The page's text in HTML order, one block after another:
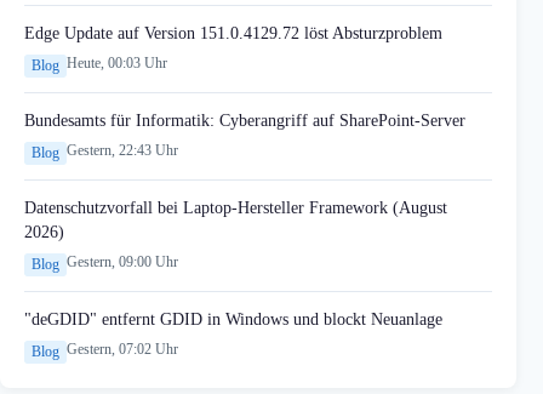
Edge Update auf Version 151.0.4129.72 löst Absturzproblem
Blog Heute, 00:03 Uhr
Bundesamts für Informatik: Cyberangriff auf SharePoint-Server
Blog Gestern, 22:43 Uhr
Datenschutzvorfall bei Laptop-Hersteller Framework (August
2026)
Blog Gestern, 09:00 Uhr
"deGDID" entfernt GDID in Windows und blockt Neuanlage
Blog Gestern, 07:02 Uhr